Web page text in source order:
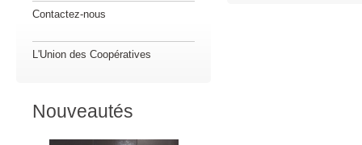
Contactez-nous
L'Union des Coopératives
Nouveautés